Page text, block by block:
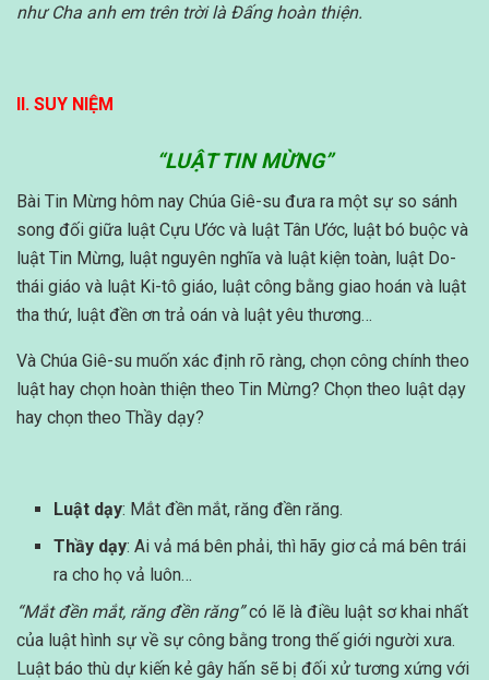
như Cha anh em trên trời là Đấng hoàn thiện.
II. SUY NIỆM
“LUẬT TIN MỪNG”
Bài Tin Mừng hôm nay Chúa Giê-su đưa ra một sự so sánh
song đối giữa luật Cựu Ước và luật Tân Ước, luật bó buộc và
luật Tin Mừng, luật nguyên nghĩa và luật kiện toàn, luật Do-
thái giáo và luật Ki-tô giáo, luật công bằng giao hoán và luật
tha thứ, luật đền ơn trả oán và luật yêu thương…
Và Chúa Giê-su muốn xác định rõ ràng, chọn công chính theo
luật hay chọn hoàn thiện theo Tin Mừng? Chọn theo luật dạy
hay chọn theo Thầy dạy?
Luật dạy: Mắt đền mắt, răng đền răng.
Thầy dạy: Ai vả má bên phải, thì hãy giơ cả má bên trái
ra cho họ vả luôn…
“Mắt đền mắt, răng đền răng”có lẽ là điều luật sơ khai nhất
của luật hình sự về sự công bằng trong thế giới người xưa.
Luật báo thù dự kiến kẻ gây hấn sẽ bị đối xử tương xứng với